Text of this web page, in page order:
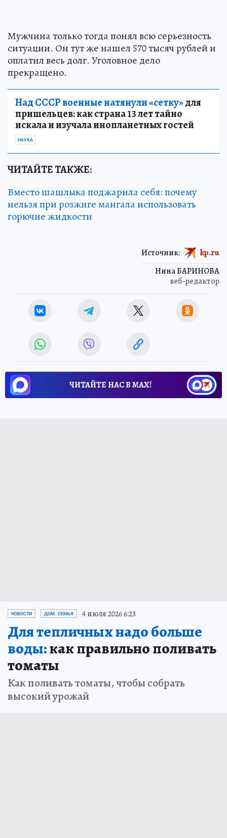
Мужчина только тогда понял всю серьезность
ситуации. Он тут же нашел 570 тысяч рублей и
оплатил весь долг. Уголовное дело
прекращено.
Над СССР военные натянули «сетку»для
пришельцев: как страна 13 лет тайно
искала и изучала инопланетных гостей
НАУКА
ЧИТАЙТЕ ТАКЖЕ:
Вместо шашлыка поджарила себя: почему
нельзя при розжиге мангала использовать
горючие жидкости
Нина БАРИНОВА
веб-редактор
Источник: kp.ru
ЧИТАЙТЕ НАС В МАХ!
НОВОСТИ ДОМ. СЕМЬЯ 4 июля 2026 6:23
Для тепличных надо больше
воды:как правильно поливать
томаты
Как поливать томаты, чтобы собрать
высокий урожай